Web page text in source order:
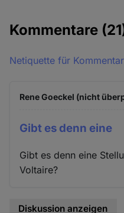
Kommentare
Netiquette für
Rene Goeckel (nicht
Gibt es denn eine
Gibt es denn eine
Voltaire?
Diskussion anzeigen